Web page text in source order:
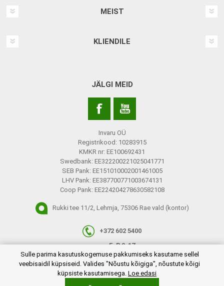
MEIST
KLIENDILE
JÄLGI MEID
Invaru OÜ
Registrikood: 10283915
KMKR nr: EE100692431
Swedbank: EE322200221025041771
SEB Pank: EE151010002001461005
LHV Pank: EE387700771003674131
Coop Pank: EE224204278630582108
Rukki tee 11/2, Lehmja, 75306 Rae vald (kontor)
+372 602 5400
E-R 9-17
info@invaru.ee
Sulle parima kasutuskogemuse pakkumiseks kasutame sellel
veebisaidil küpsiseid. Valides "Nõustu kõigiga", nõustute kõigi
küpsiste kasutamisega. Loe edasi